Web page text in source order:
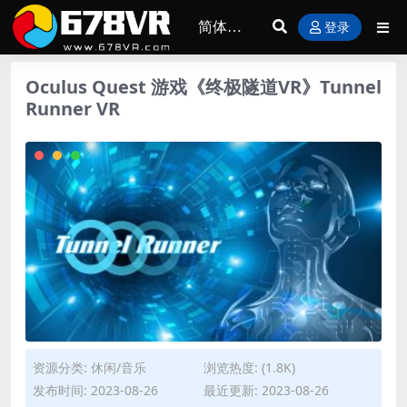
登录
Oculus Quest 游戏《终极隧道VR》Tunnel
Runner VR
资源分类: 休闲/音乐
浏览热度: (1.8K)
发布时间: 2023-08-26
最近更新: 2023-08-26